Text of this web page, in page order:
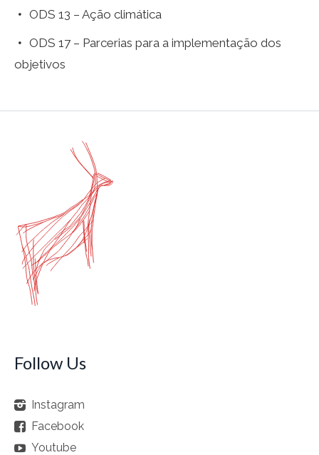
ODS 13 – Ação climática
ODS 17 – Parcerias para a implementação dos
objetivos
Follow Us
Instagram
Facebook
Youtube